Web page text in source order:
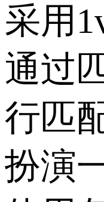
采用
通过
行匹
扮演